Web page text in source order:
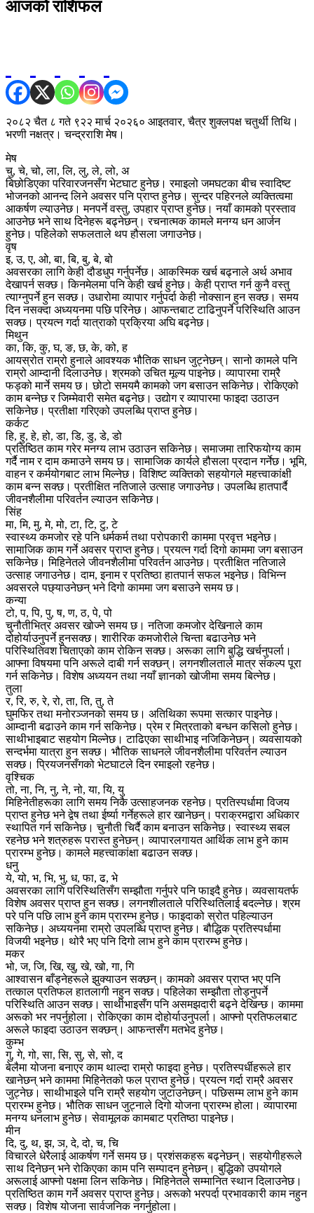
आजको राशिफल
२०८२ चैत ८ गते ९२२ मार्च २०२६० आइतवार, चैत्र शुक्लपक्ष चतुर्थी तिथि।
भरणी नक्षत्र। चन्द्रराशि मेष।
मेष
चु, चे, चो, ला, लि, लु, ले, लो, अ
बिछोडिएका परिवारजनसँग भेटघाट हुनेछ। रमाइलो जमघटका बीच स्वादिष्ट
भोजनको आनन्द लिने अवसर पनि प्राप्त हुनेछ। सुन्दर पहिरनले व्यक्तित्वमा
आकर्षण ल्याउनेछ। मनपर्ने वस्तु, उपहार प्राप्त हुनेछ। नयाँ कामको प्रस्ताव
आउनेछ भने साथ दिनेहरू बढ्नेछन्। रचनात्मक कामले मनग्य धन आर्जन
हुनेछ। पहिलेको सफलताले थप हौसला जगाउनेछ।
वृष
इ, उ, ए, ओ, बा, बि, बु, बे, बो
अवसरका लागि केही दौडधुप गर्नुपर्नेछ। आकस्मिक खर्च बढ्नाले अर्थ अभाव
देखापर्न सक्छ। किनमेलमा पनि केही खर्च हुनेछ। केही प्राप्त गर्न कुनै वस्तु
त्याग्नुपर्ने हुन सक्छ। उधारोमा व्यापार गर्नुपर्दा केही नोक्सान हुन सक्छ। समय
दिन नसक्दा अध्ययनमा पछि परिनेछ। आफन्तबाट टाढिनुपर्ने परिस्थिति आउन
सक्छ। प्रयत्न गर्दा यात्राको प्रक्रिया अघि बढ्नेछ।
मिथुन
का, कि, कु, घ, ङ, छ, के, को, ह
आयस्रोत राम्रो हुनाले आवश्यक भौतिक साधन जुट्नेछन्। सानो कामले पनि
राम्रो आम्दानी दिलाउनेछ। श्रमको उचित मूल्य पाइनेछ। व्यापारमा राम्रै
फड्को मार्ने समय छ। छोटो समयमै कामको जग बसाउन सकिनेछ। रोकिएको
काम बन्नेछ र जिम्मेवारी समेत बढ्नेछ। उद्योग र व्यापारमा फाइदा उठाउन
सकिनेछ। प्रतीक्षा गरिएको उपलब्धि प्राप्त हुनेछ।
कर्कट
हि, हु, हे, हो, डा, डि, डु, डे, डो
प्रतिष्ठित काम गरेर मनग्य लाभ उठाउन सकिनेछ। समाजमा तारिफयोग्य काम
गर्दै नाम र दाम कमाउने समय छ। सामाजिक कार्यले हौसला प्रदान गर्नेछ। भूमि,
वाहन र कर्मयोगबाट लाभ मिल्नेछ। विशिष्ट व्यक्तिको सहयोगले महत्त्वाकांक्षी
काम बन्न सक्छ। प्रतीक्षित नतिजाले उत्साह जगाउनेछ। उपलब्धि हातपार्दै
जीवनशैलीमा परिवर्तन ल्याउन सकिनेछ।
सिंह
मा, मि, मु, मे, मो, टा, टि, टु, टे
स्वास्थ्य कमजोर रहे पनि धर्मकर्म तथा परोपकारी काममा प्रवृत्त भइनेछ।
सामाजिक काम गर्ने अवसर प्राप्त हुनेछ। प्रयत्न गर्दा दिगो काममा जग बसाउन
सकिनेछ। मिहिनेतले जीवनशैलीमा परिवर्तन आउनेछ। प्रतीक्षित नतिजाले
उत्साह जगाउनेछ। दाम, इनाम र प्रतिष्ठा हातपार्न सफल भइनेछ। विभिन्न
अवसरले पछ्याउनेछन् भने दिगो काममा जग बसाउने समय छ।
कन्या
टो, प, पि, पु, ष, ण, ठ, पे, पो
चुनौतीभित्र अवसर खोज्ने समय छ। नतिजा कमजोर देखिनाले काम
दोहोर्याउनुपर्ने हुनसक्छ। शारीरिक कमजोरीले चिन्ता बढाउनेछ भने
परिस्थितिवश चिताएको काम रोकिन सक्छ। अरूका लागि बुद्धि खर्चनुपर्ला।
आफ्ना विषयमा पनि अरूले दाबी गर्न सक्छन्। लगनशीलताले मात्र संकल्प पूरा
गर्न सकिनेछ। विशेष अध्ययन तथा नयाँ ज्ञानको खोजीमा समय बित्नेछ।
तुला
र, रि, रु, रे, रो, ता, ति, तु, ते
घुमफिर तथा मनोरञ्जनको समय छ। अतिथिका रूपमा सत्कार पाइनेछ।
आम्दानी बढाउने काम गर्न सकिनेछ। प्रेम र मित्रताको बन्धन कसिलो हुनेछ।
साथीभाइबाट सहयोग मिल्नेछ। टाढिएका साथीभाइ नजिकिनेछन्। व्यवसायको
सन्दर्भमा यात्रा हुन सक्छ। भौतिक साधनले जीवनशैलीमा परिवर्तन ल्याउन
सक्छ। प्रियजनसँगको भेटघाटले दिन रमाइलो रहनेछ।
वृश्चिक
तो, ना, नि, नु, ने, नो, या, यि, यु
मिहिनेतीहरूका लागि समय निकै उत्साहजनक रहनेछ। प्रतिस्पर्धामा विजय
प्राप्त हुनेछ भने द्वेष तथा ईर्ष्या गर्नेहरूले हार खानेछन्। पराक्रमद्वारा अधिकार
स्थापित गर्न सकिनेछ। चुनौती चिर्दै काम बनाउन सकिनेछ। स्वास्थ्य सबल
रहनेछ भने शत्रुहरू परास्त हुनेछन्। व्यापारलगायत आर्थिक लाभ हुने काम
प्रारम्भ हुनेछ। कामले महत्त्वाकांक्षा बढाउन सक्छ।
धनु
ये, यो, भ, भि, भु, ध, फा, ढ, भे
अवसरका लागि परिस्थितिसँग सम्झौता गर्नुपरे पनि फाइदै हुनेछ। व्यवसायतर्फ
विशेष अवसर प्राप्त हुन सक्छ। लगनशीलताले परिस्थितिलाई बदल्नेछ। श्रम
परे पनि पछि लाभ हुने काम प्रारम्भ हुनेछ। फाइदाको स्रोत पहिल्याउन
सकिनेछ। अध्ययनमा राम्रो उपलब्धि प्राप्त हुनेछ। बौद्धिक प्रतिस्पर्धामा
विजयी भइनेछ। थोरै भए पनि दिगो लाभ हुने काम प्रारम्भ हुनेछ।
मकर
भो, ज, जि, खि, खु, खे, खो, गा, गि
आश्वासन बाँड्नेहरूले झुक्याउन सक्छन्। कामको अवसर प्राप्त भए पनि
तत्काल प्रतिफल हातलागी नहुन सक्छ। पहिलेका सम्झौता तोड्नुपर्ने
परिस्थिति आउन सक्छ। साथीभाइसँग पनि असमझदारी बढ्ने देखिन्छ। काममा
अरूको भर नपर्नुहोला। रोकिएका काम दोहोर्याउनुपर्ला। आफ्नो प्रतिफलबाट
अरूले फाइदा उठाउन सक्छन्। आफन्तसँग मतभेद हुनेछ।
कुम्भ
गु, गे, गो, सा, सि, सु, से, सो, द
बेलैमा योजना बनाएर काम थाल्दा राम्रो फाइदा हुनेछ। प्रतिस्पर्धीहरूले हार
खानेछन् भने काममा मिहिनेतको फल प्राप्त हुनेछ। प्रयत्न गर्दा राम्रै अवसर
जुट्नेछ। साथीभाइले पनि राम्रै सहयोग जुटाउनेछन्। पछिसम्म लाभ हुने काम
प्रारम्भ हुनेछ। भौतिक साधन जुट्नाले दिगो योजना प्रारम्भ होला। व्यापारमा
मनग्य धनलाभ हुनेछ। सेवामूलक कामबाट प्रतिष्ठा पाइनेछ।
मीन
दि, दु, थ, झ, ञ, दे, दो, च, चि
विचारले धेरैलाई आकर्षण गर्ने समय छ। प्रशंसकहरू बढ्नेछन्। सहयोगीहरूले
साथ दिनेछन् भने रोकिएका काम पनि सम्पादन हुनेछन्। बुद्धिको उपयोगले
अरूलाई आफ्नो पक्षमा लिन सकिनेछ। मिहिनेतले सम्मानित स्थान दिलाउनेछ।
प्रतिष्ठित काम गर्ने अवसर प्राप्त हुनेछ। अरूको भरपर्दा प्रभावकारी काम नहुन
सक्छ। विशेष योजना सार्वजनिक नगर्नुहोला।